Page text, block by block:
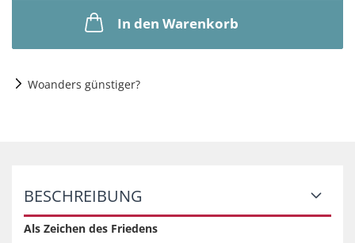
In den Warenkorb
Woanders günstiger?
BESCHREIBUNG
Als Zeichen des Friedens